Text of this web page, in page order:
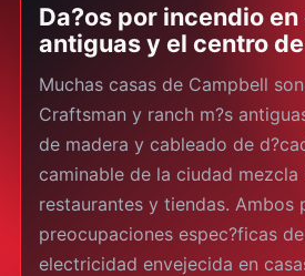
Da?os por incendio
antiguas y el centro
Muchas casas de Campbell
Craftsman y ranch m?s
de madera y cableado de
caminable de la ciudad mezcla
restaurantes y tiendas. Ambos
preocupaciones espec?ficas
electricidad envejecida en